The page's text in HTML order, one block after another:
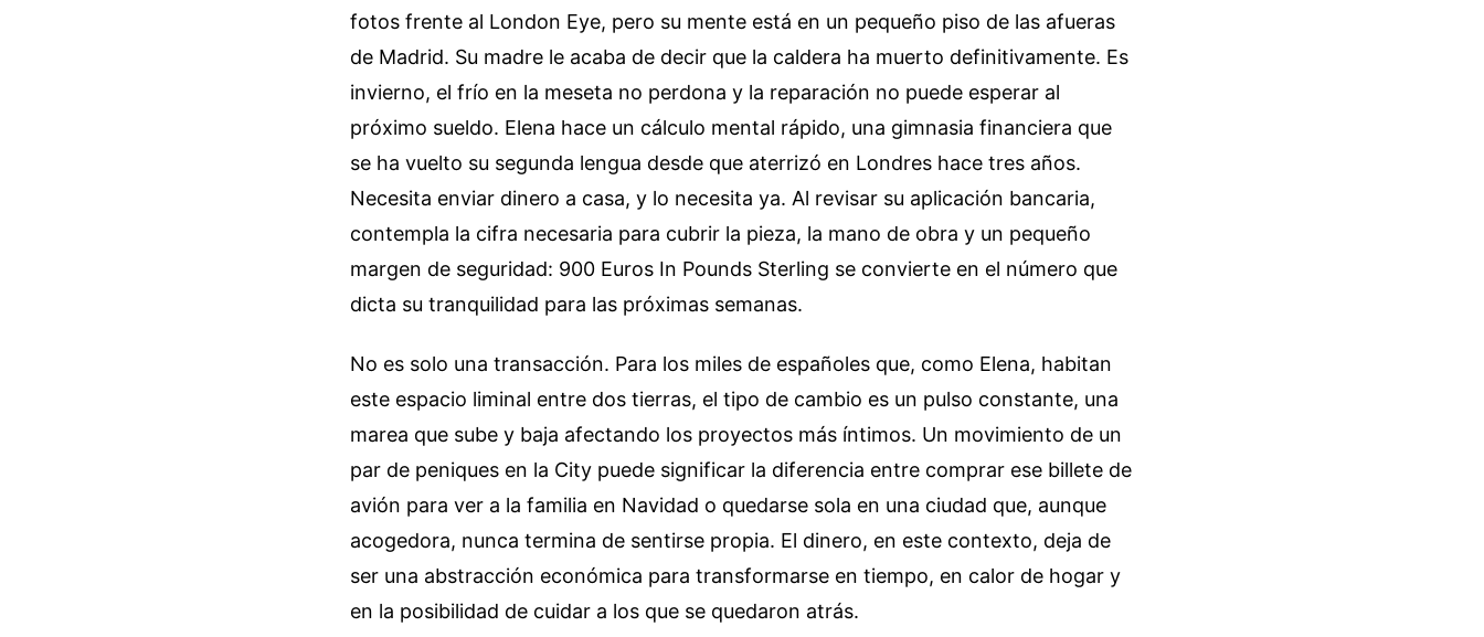
fotos frente al London Eye, pero su mente está en un pequeño piso de las afueras
de Madrid. Su madre le acaba de decir que la caldera ha muerto definitivamente. Es
invierno, el frío en la meseta no perdona y la reparación no puede esperar al
próximo sueldo. Elena hace un cálculo mental rápido, una gimnasia financiera que
se ha vuelto su segunda lengua desde que aterrizó en Londres hace tres años.
Necesita enviar dinero a casa, y lo necesita ya. Al revisar su aplicación bancaria,
contempla la cifra necesaria para cubrir la pieza, la mano de obra y un pequeño
margen de seguridad: 900 Euros In Pounds Sterling se convierte en el número que
dicta su tranquilidad para las próximas semanas.
No es solo una transacción. Para los miles de españoles que, como Elena, habitan
este espacio liminal entre dos tierras, el tipo de cambio es un pulso constante, una
marea que sube y baja afectando los proyectos más íntimos. Un movimiento de un
par de peniques en la City puede significar la diferencia entre comprar ese billete de
avión para ver a la familia en Navidad o quedarse sola en una ciudad que, aunque
acogedora, nunca termina de sentirse propia. El dinero, en este contexto, deja de
ser una abstracción económica para transformarse en tiempo, en calor de hogar y
en la posibilidad de cuidar a los que se quedaron atrás.